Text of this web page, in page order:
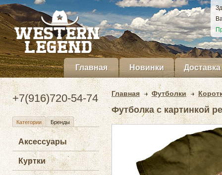
Главная Новинки Доставка
+7(916)720-54-74
Категории Бренды
Аксессуары
Куртки
Главная Футболки
Футболка с картинкой